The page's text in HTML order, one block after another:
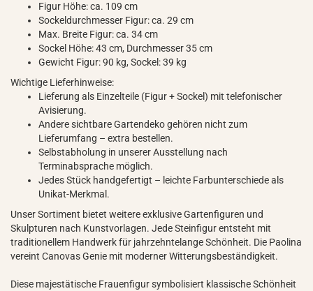
Figur Höhe: ca. 109 cm
Sockeldurchmesser Figur: ca. 29 cm
Max. Breite Figur: ca. 34 cm
Sockel Höhe: 43 cm, Durchmesser 35 cm
Gewicht Figur: 90 kg, Sockel: 39 kg
Wichtige Lieferhinweise:
Lieferung als Einzelteile (Figur + Sockel) mit telefonischer
Avisierung.
Andere sichtbare Gartendeko gehören nicht zum
Lieferumfang – extra bestellen.
Selbstabholung in unserer Ausstellung nach
Terminabsprache möglich.
Jedes Stück handgefertigt – leichte Farbunterschiede als
Unikat-Merkmal.
Unser Sortiment bietet weitere exklusive Gartenfiguren und
Skulpturen nach Kunstvorlagen. Jede Steinfigur entsteht mit
traditionellem Handwerk für jahrzehntelange Schönheit. Die Paolina
vereint Canovas Genie mit moderner Witterungsbeständigkeit.
Diese majestätische Frauenfigur symbolisiert klassische Schönheit